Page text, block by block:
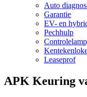
Auto
Garantie
EV- en
Pechhulp
Leaseprof
APK Keuring